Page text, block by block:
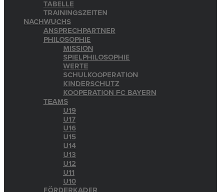
TABELLE
TRAININGSZEITEN
NACHWUCHS
ANSPRECHPARTNER
PHILOSOPHIE
MISSION
SPIELPHILOSOPHIE
WERTE
SCHULKOOPERATION
KINDERSCHUTZ
KOOPERATION FC BAYERN
TEAMS
U19
U17
U16
U15
U14
U13
U12
U11
U10
FÖRDERKADER